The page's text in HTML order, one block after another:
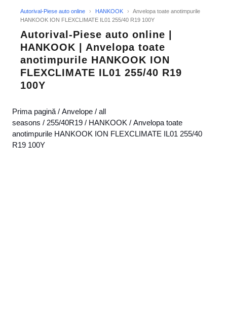
Autorival-Piese auto online › HANKOOK ›
Anvelopa toate anotimpurile
HANKOOK ION FLEXCLIMATE IL01 255/40 R19 100Y
Autorival-Piese auto online |
HANKOOK | Anvelopa toate
anotimpurile HANKOOK ION
FLEXCLIMATE IL01 255/40 R19
100Y
Prima pagină / Anvelope / all
seasons / 255/40R19 / HANKOOK / Anvelopa toate
anotimpurile HANKOOK ION FLEXCLIMATE IL01 255/40
R19 100Y